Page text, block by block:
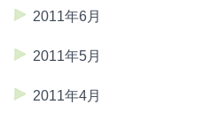
2011年6月
2011年5月
2011年4月